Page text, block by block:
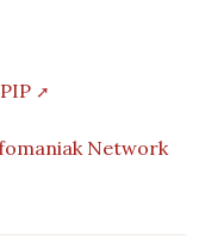
Network